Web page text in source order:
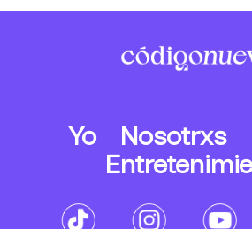
Yo Nosotrxs